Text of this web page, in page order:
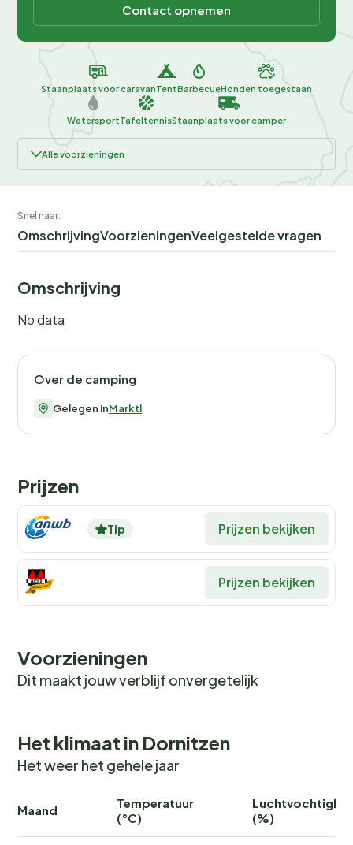
Contact opnemen
Staanplaats voor caravanTentBarbecueHonden toegestaan
WatersportTafeltennisStaanplaats voor camper
Alle voorzieningen
Snel naar:
OmschrijvingVoorzieningenVeelgestelde vragen
Omschrijving
No data
Over de camping
Gelegen inMarktl
Prijzen
Tip Prijzen bekijken
Prijzen bekijken
Voorzieningen
Dit maakt jouw verblijf onvergetelijk
Het klimaat in Dornitzen
Het weer het gehele jaar
Maand
Temperatuur
(°C)
(%)